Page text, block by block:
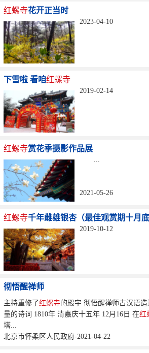
红螺寺花开正当时
2023-04-10
下雪啦 看咱红螺寺
2019-02-14
红螺寺赏花季摄影作品展
2021-05-26
红螺寺千年雌雄银杏（最佳观赏期十月底
2019-10-12
彻悟醒禅师
主持重修了红螺寺的殿宇 彻悟醒禅师古汉语
量的诗词 1810年 清嘉庆十五年 12月16日 在红
塔...
北京市怀柔区人民政府-2021-04-22